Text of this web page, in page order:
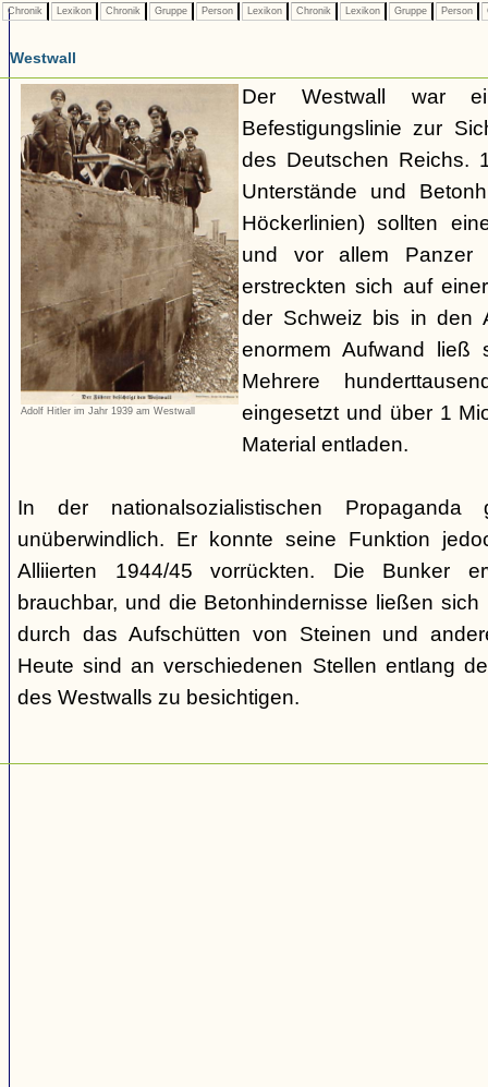
Chronik Lexikon Chronik Gruppe Person Lexikon Chronik Lexikon Gruppe Person
Westwall
Adolf Hitler im Jahr 1939 am Westwall
Der Westwall war
Befestigungslinie zur
des Deutschen Reichs.
Unterstände und
Höckerlinien) sollten
und vor allem Panzer
erstreckten sich auf
der Schweiz bis in den
enormem Aufwand ließ
Mehrere
eingesetzt und über 1
Material entladen.
In der nationalsozialistischen
unüberwindlich. Er konnte seine Funktion
Alliierten 1944/45 vorrückten. Die Bunker
brauchbar, und die Betonhindernisse ließen
durch das Aufschütten von Steinen und
Heute sind an verschiedenen Stellen entlang
des Westwalls zu besichtigen.